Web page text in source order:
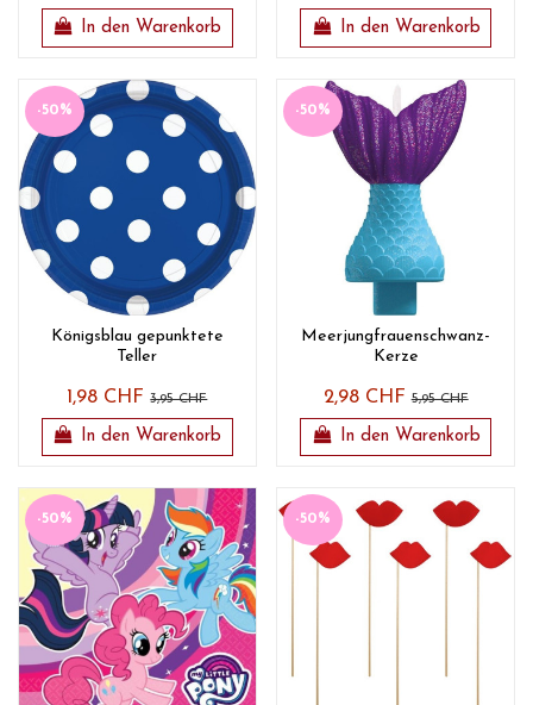
In den Warenkorb In den Warenkorb
-50%
Königsblau gepunktete
Teller
1,98 CHF3,95 CHF
In den Warenkorb
-50%
Meerjungfrauenschwanz-
Kerze
2,98 CHF5,95 CHF
In den Warenkorb
-50% -50%